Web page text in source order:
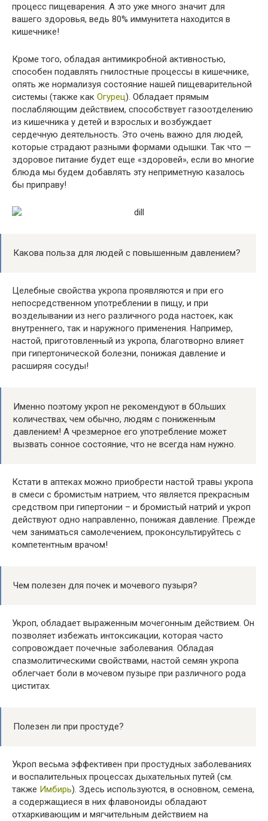
процесс пищеварения. А это уже много значит для
вашего здоровья, ведь 80% иммунитета находится в
кишечнике!
Кроме того, обладая антимикробной активностью,
способен подавлять гнилостные процессы в кишечнике,
опять же нормализуя состояние нашей пищеварительной
системы (также как Огурец). Обладает прямым
послабляющим действием, способствует газоотделению
из кишечника у детей и взрослых и возбуждает
сердечную деятельность. Это очень важно для людей,
которые страдают разными формами одышки. Так что —
здоровое питание будет еще «здоровей», если во многие
блюда мы будем добавлять эту неприметную казалось
бы приправу!
Какова польза для людей с повышенным давлением?
Целебные свойства укропа проявляются и при его
непосредственном употреблении в пищу, и при
возделывании из него различного рода настоек, как
внутреннего, так и наружного применения. Например,
настой, приготовленный из укропа, благотворно влияет
при гипертонической болезни, понижая давление и
расширяя сосуды!
Именно поэтому укроп не рекомендуют в бОльших
количествах, чем обычно, людям с пониженным
давлением! А чрезмерное его употребление может
вызвать сонное состояние, что не всегда нам нужно.
Кстати в аптеках можно приобрести настой травы укропа
в смеси с бромистым натрием, что является прекрасным
средством при гипертонии – и бромистый натрий и укроп
действуют одно направленно, понижая давление. Прежде
чем заниматься самолечением, проконсультируйтесь с
компетентным врачом!
Чем полезен для почек и мочевого пузыря?
Укроп, обладает выраженным мочегонным действием. Он
позволяет избежать интоксикации, которая часто
сопровождает почечные заболевания. Обладая
спазмолитическими свойствами, настой семян укропа
облегчает боли в мочевом пузыре при различного рода
циститах.
Полезен ли при простуде?
Укроп весьма эффективен при простудных заболеваниях
и воспалительных процессах дыхательных путей (см.
также Имбирь). Здесь используются, в основном, семена,
а содержащиеся в них флавоноиды обладают
отхаркивающим и мягчительным действием на